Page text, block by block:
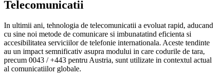
Telecomunicatii
In ultimii ani, tehnologia de telecomunicatii a evoluat rapid, aducand
cu sine noi metode de comunicare si imbunatatind eficienta si
accesibilitatea serviciilor de telefonie internationala. Aceste tendinte
au un impact semnificativ asupra modului in care codurile de tara,
precum 0043 / +443 pentru Austria, sunt utilizate in contextul actual
al comunicatiilor globale.